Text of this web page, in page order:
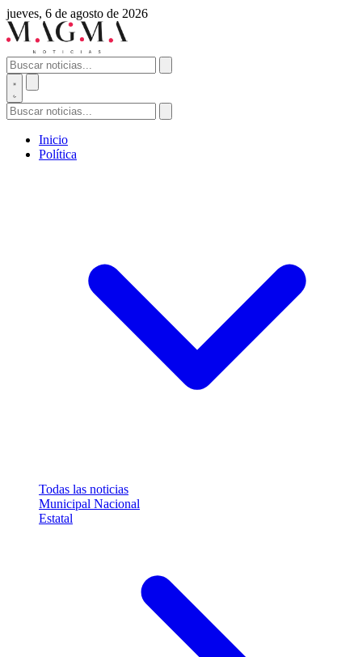
jueves, 6 de agosto de 2026
Inicio
Política
Todas las noticias
Municipal Nacional
Estatal